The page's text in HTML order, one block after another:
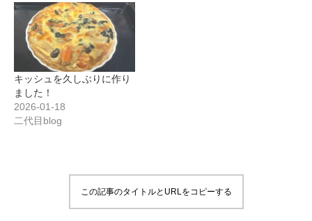
キッシュを久しぶりに作り
ました！
2026-01-18
二代目blog
この記事のタイトルとURLをコピーする